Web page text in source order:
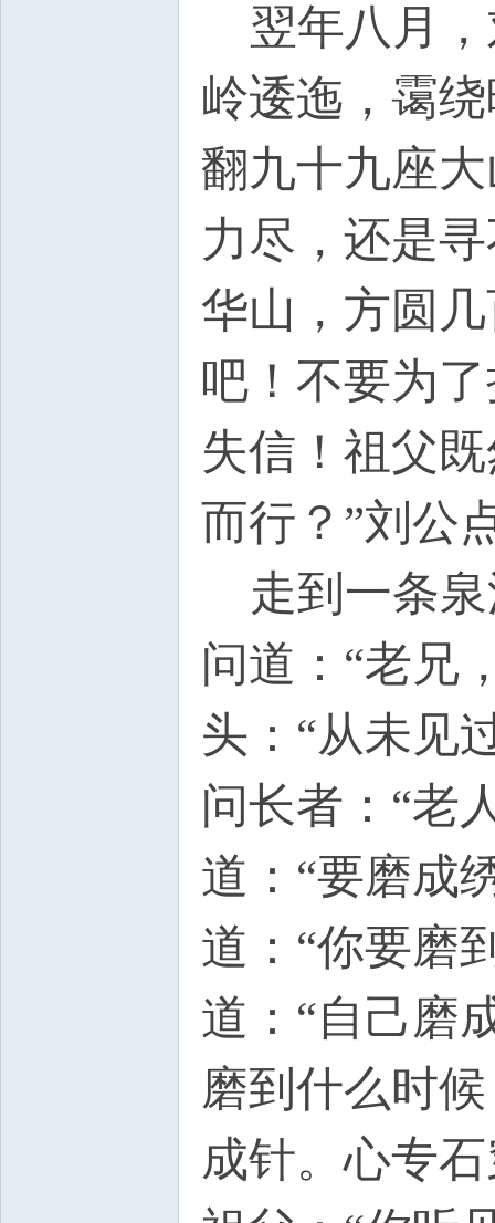
翌年八月，
岭逶迤，霭
翻九十九座
力尽，还是
华山，方圆
吧！不要为
失信！祖父
而行？”刘公
走到一条泉
问道：“老兄
头：“从未见
问长者：“老
道：“要磨成
道：“你要磨
道：“自己磨
磨到什么时
成针。心专